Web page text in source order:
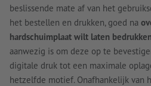
beslissende mate af van het
het bestellen en drukken, goed na
hardschuimplaat wilt laten
aanwezig is om deze op te
digitale druk tot een maximale
hetzelfde motief. Onafhankelijk van